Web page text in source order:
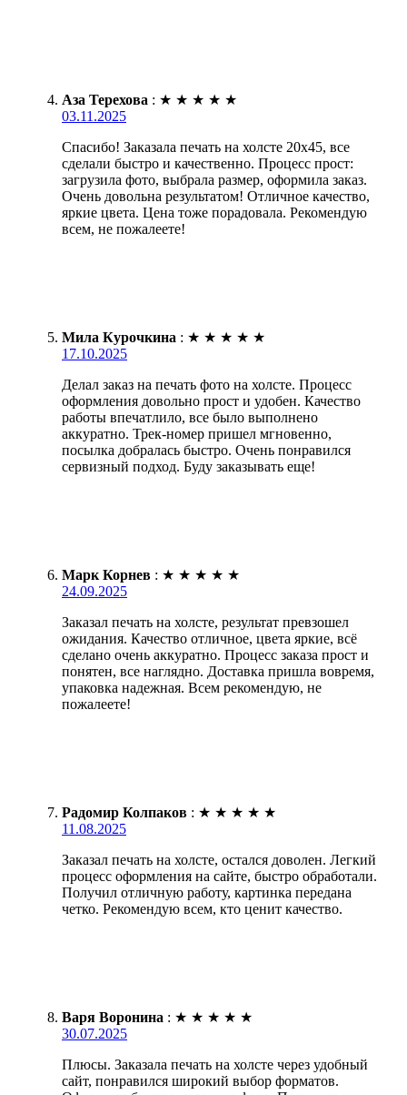
Аза Терехова : ★ ★ ★ ★ ★
03.11.2025
Спасибо! Заказала печать на холсте 20х45, все
сделали быстро и качественно. Процесс прост:
загрузила фото, выбрала размер, оформила заказ.
Очень довольна результатом! Отличное качество,
яркие цвета. Цена тоже порадовала. Рекомендую
всем, не пожалеете!
Мила Курочкина : ★ ★ ★ ★ ★
17.10.2025
Делал заказ на печать фото на холсте. Процесс
оформления довольно прост и удобен. Качество
работы впечатлило, все было выполнено
аккуратно. Трек-номер пришел мгновенно,
посылка добралась быстро. Очень понравился
сервизный подход. Буду заказывать еще!
Марк Корнев : ★ ★ ★ ★ ★
24.09.2025
Заказал печать на холсте, результат превзошел
ожидания. Качество отличное, цвета яркие, всё
сделано очень аккуратно. Процесс заказа прост и
понятен, все наглядно. Доставка пришла вовремя,
упаковка надежная. Всем рекомендую, не
пожалеете!
Радомир Колпаков : ★ ★ ★ ★ ★
11.08.2025
Заказал печать на холсте, остался доволен. Легкий
процесс оформления на сайте, быстро обработали.
Получил отличную работу, картинка передана
четко. Рекомендую всем, кто ценит качество.
Варя Воронина : ★ ★ ★ ★ ★
30.07.2025
Плюсы. Заказала печать на холсте через удобный
сайт, понравился широкий выбор форматов.